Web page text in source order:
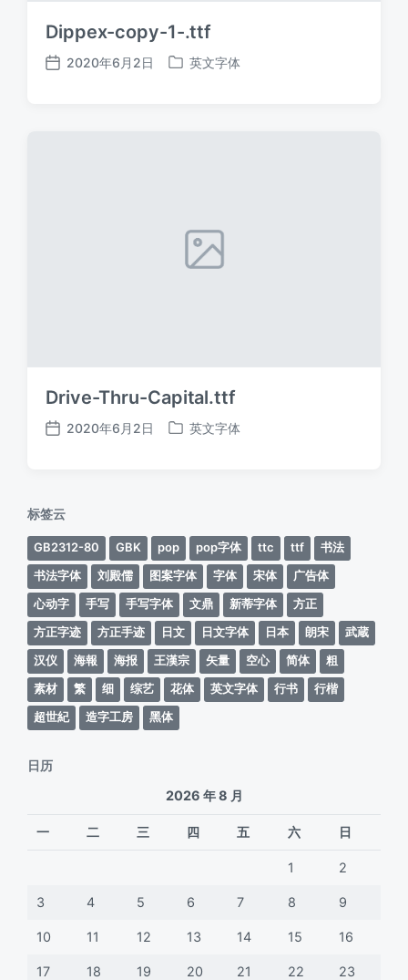
Dippex-copy-1-.ttf
发
2020年6月2日
发
英文字体
Drive-Thru-Capital.ttf
发
2020年6月2日
发
英文字体
标签云
GB2312-80 GBK pop pop字体 ttc ttf
书法
书法字体
刘殿儒 图案字体 字体 宋体
广告体
心动字
手写 手写字体 文鼎 新蒂字体
方正
方正字迹
方正手迹 日文 日文字体 日本 朗宋
武蔵
汉仪
海報 海报 王漢宗 矢量 空心 简体
粗
素材
繁 细 综艺 花体 英文字体 行书
行楷
超世紀
造字工房 黑体
日历
2026 年 8 月
一 二 三 四 五 六 日
1 2
3 4 5 6 7 8 9
10 11 12 13 14 15 16
17 18 19 20 21 22 23